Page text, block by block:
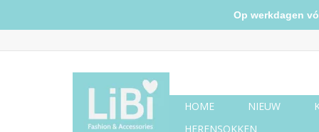
HOME NIEUW
HERENSOKKEN
Op werkdagen